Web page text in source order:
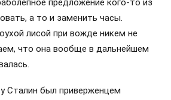
предложение кого-то из
а то и заменить часы.
лисой при вожде никем не
что она вообще в дальнейшем
Сталин был приверженцем